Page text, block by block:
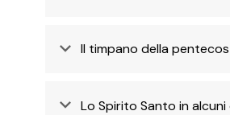
Il timpano della
Lo Spirito Santo in